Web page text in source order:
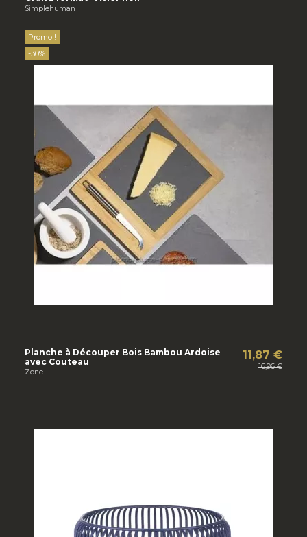
Simplehuman
Promo !
-30%
Planche à Découper Bois Bambou Ardoise
avec Couteau
Zone
11,87 €
16,96 €